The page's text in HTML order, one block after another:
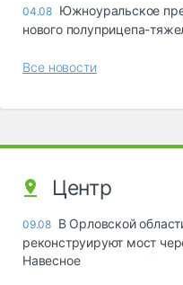
04.08 Южноуральское
нового полуприцепа-
Все новости
Центр
09.08 В Орловской
реконструируют мост
Навесное